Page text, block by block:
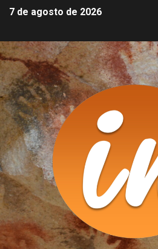
7 de agosto de 2026